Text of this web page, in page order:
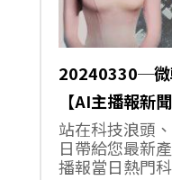
20240330─微
【AI主播報新聞
站在科技浪頭
日帶給您最新
播報當日熱門